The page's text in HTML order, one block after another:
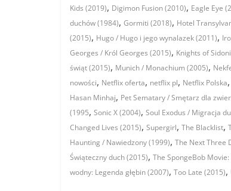
Kids (2019), Digimon Fusion (2010), Eagle Eye
duchów (1984), Gormiti (2018), Hotel
(2015), Hugo / Hugo i jego wynalazek (2011),
Georges / Król Georges (2015), Knights of
świąt (2015), Munich / Monachium (2005),
nowości, Netflix oferta, netflix pl, Netflix Polska,
Hasan Minhaj, Pet Sematary / Smętarz dla
(1995, Sonic X (2004), Soul Exodus / Migracja
Changed Lives (2015), Supergirl, The Blacklist,
Haunting / Nawiedzony (1999), The Next Three
Świąteczny duch (2015), The SpongeBob
wodny: Legenda głębin (2007), Too Late (2015),